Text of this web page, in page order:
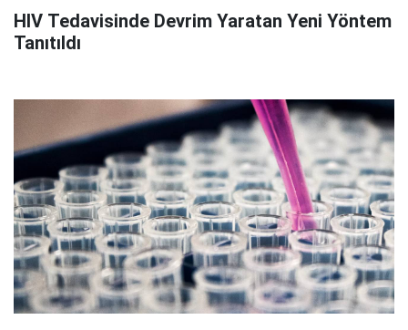
HIV Tedavisinde Devrim Yaratan Yeni Yöntem
Tanıtıldı